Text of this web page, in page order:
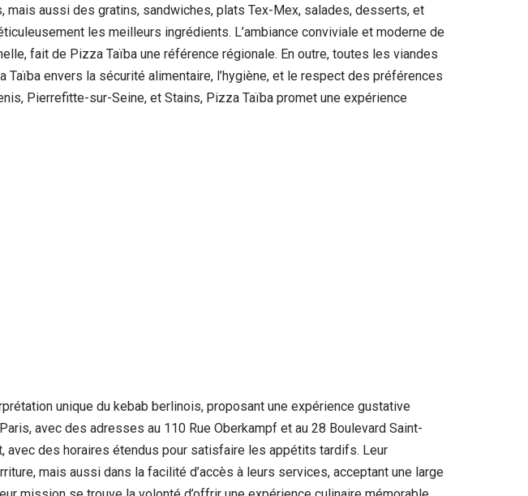
aussi des gratins, sandwiches, plats Tex-Mex, salades, desserts, et
les meilleurs ingrédients. L’ambiance conviviale et moderne de
fait de Pizza Taïba une référence régionale. En outre, toutes les viandes
envers la sécurité alimentaire, l’hygiène, et le respect des préférences
Pierrefitte-sur-Seine, et Stains, Pizza Taïba promet une expérience
unique du kebab berlinois, proposant une expérience gustative
avec des adresses au 110 Rue Oberkampf et au 28 Boulevard Saint-
avec des horaires étendus pour satisfaire les appétits tardifs. Leur
mais aussi dans la facilité d’accès à leurs services, acceptant une large